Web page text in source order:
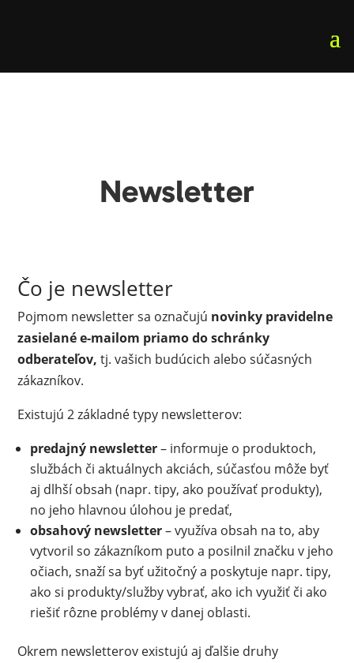
Newsletter
Čo je newsletter
Pojmom newsletter sa označujú novinky pravidelne
zasielané e-mailom priamo do schránky
odberateľov,tj. vašich budúcich alebo súčasných
zákazníkov.
Existujú 2 základné typy newsletterov:
predajný newsletter– informuje o produktoch,
službách či aktuálnych akciách, súčasťou môže byť
aj dlhší obsah (napr. tipy, ako používať produkty),
no jeho hlavnou úlohou je predať,
obsahový newsletter– využíva obsah na to, aby
vytvoril so zákazníkom puto a posilnil značku v jeho
očiach, snaží sa byť užitočný a poskytuje napr. tipy,
ako si produkty/služby vybrať, ako ich využiť či ako
riešiť rôzne problémy v danej oblasti.
Okrem newsletterov existujú aj ďalšie druhy